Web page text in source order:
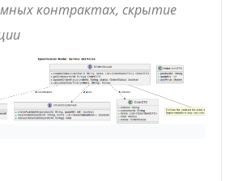
контрактах, скрытие